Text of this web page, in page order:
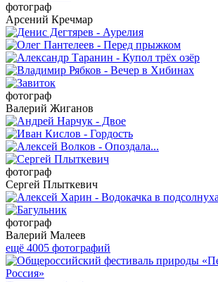
фотограф
Арсений Кречмар
фотограф
Валерий Жиганов
фотограф
Сергей Плыткевич
фотограф
Валерий Малеев
ещё 4005 фотографий